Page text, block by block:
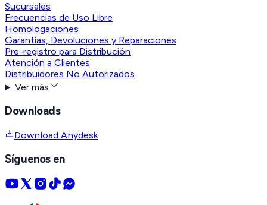
Sucursales
Frecuencias de Uso Libre
Homologaciones
Garantías, Devoluciones y Reparaciones
Pre-registro para Distribución
Atención a Clientes
Distribuidores No Autorizados
Ver más
Downloads
Download Anydesk
Síguenos en